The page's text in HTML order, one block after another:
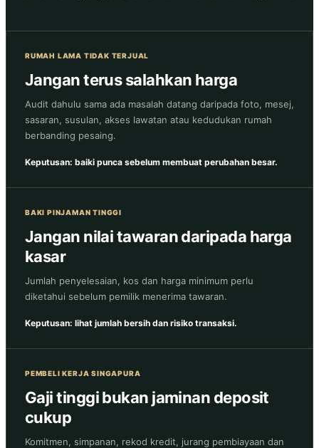
RUMAH LAMA TIDAK TERJUAL
Jangan terus salahkan harga
Audit dahulu sama ada masalah datang daripada foto, mesej,
sasaran, susulan, akses lawatan atau kedudukan rumah
berbanding pesaing.
Keputusan: baiki punca sebelum membuat perubahan besar.
BAKI PINJAMAN TINGGI
Jangan nilai tawaran daripada harga
kasar
Jumlah penyelesaian, kos dan harga minimum perlu
diketahui sebelum pemilik menerima tawaran.
Keputusan: lihat jumlah bersih dan risiko transaksi.
PEMBELI KERJA SINGAPURA
Gaji tinggi bukan jaminan deposit
cukup
Komitmen, simpanan, rekod kredit, jurang pembiayaan dan